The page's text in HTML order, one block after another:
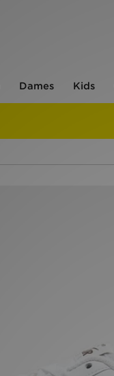
Dames Kids